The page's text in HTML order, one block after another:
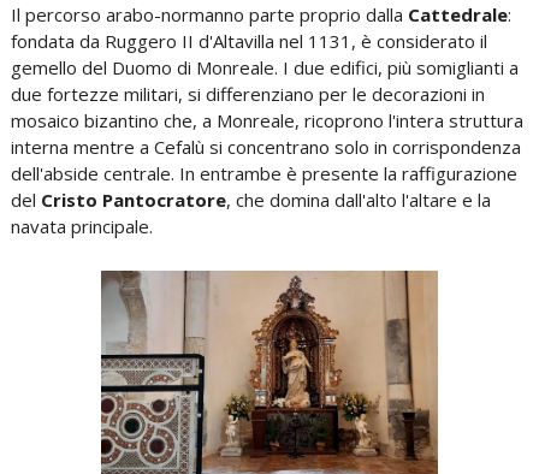
Il percorso arabo-normanno parte proprio dalla Cattedrale:
fondata da Ruggero II d'Altavilla nel 1131, è considerato il
gemello del Duomo di Monreale. I due edifici, più somiglianti a
due fortezze militari, si differenziano per le decorazioni in
mosaico bizantino che, a Monreale, ricoprono l'intera struttura
interna mentre a Cefalù si concentrano solo in corrispondenza
dell'abside centrale. In entrambe è presente la raffigurazione
del Cristo Pantocratore, che domina dall'alto l'altare e la
navata principale.